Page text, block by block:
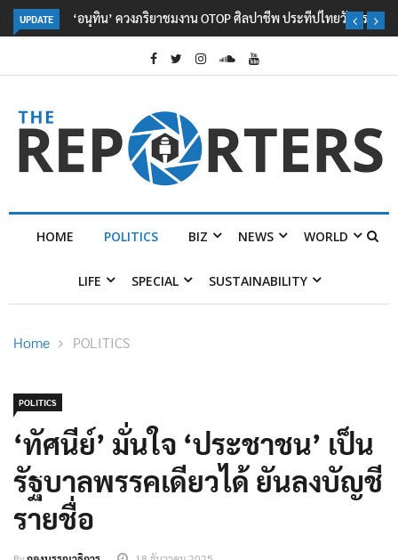
UPDATE ‘อนุทิน’ ควงภริยาชมงาน OTOP ศิลปาชีพ ประทีปไทยวันแรก
HOME POLITICS BIZ NEWS WORLD
LIFE SPECIAL SUSTAINABILITY
Home POLITICS
POLITICS
‘ทัศนีย์’ มั่นใจ ‘ประชาชน’ เป็น
รัฐบาลพรรคเดียวได้ ยันลงบัญชี
รายชื่อ